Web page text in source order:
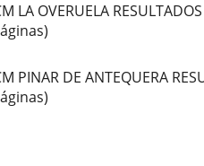
LA OVERUELA
PINAR DE ANTEQUERA